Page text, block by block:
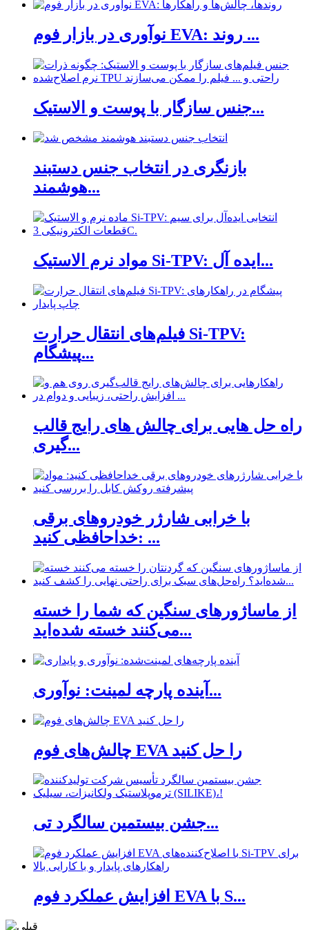
نوآوری در بازار فوم EVA: روند ...
جنس سازگار با پوست و الاستیک...
بازنگری در انتخاب جنس دستبند
هوشمند...
مواد نرم الاستیک Si-TPV: ایده آل...
فیلم‌های انتقال حرارت Si-TPV:
پیشگام...
راه حل هایی برای چالش های رایج قالب
گیری...
با خرابی شارژر خودروهای برقی
خداحافظی کنید: ...
از ماساژورهای سنگین که شما را خسته
می‌کنند خسته شده‌اید...
آینده پارچه لمینت: نوآوری...
چالش‌های فوم EVA را حل کنید
جشن بیستمین سالگرد تی...
افزایش عملکرد فوم EVA با S...